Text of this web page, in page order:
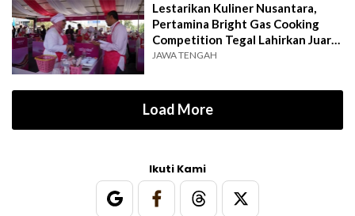
Lestarikan Kuliner Nusantara,
Pertamina Bright Gas Cooking
Competition Tegal Lahirkan Juara
Baru
JAWA TENGAH
Load More
Ikuti Kami